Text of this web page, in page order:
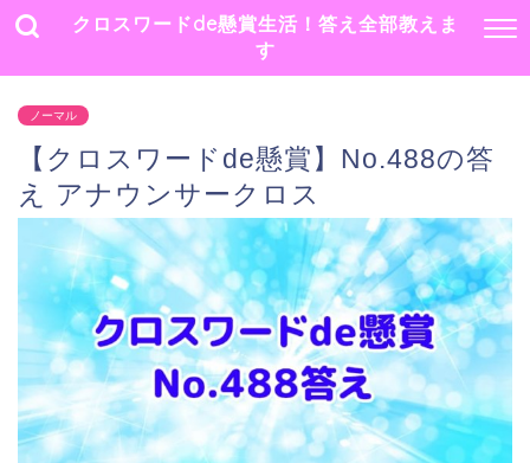
クロスワードde懸賞生活！答え全部教えま
す
ノーマル
【クロスワードde懸賞】No.488の答
え アナウンサークロス